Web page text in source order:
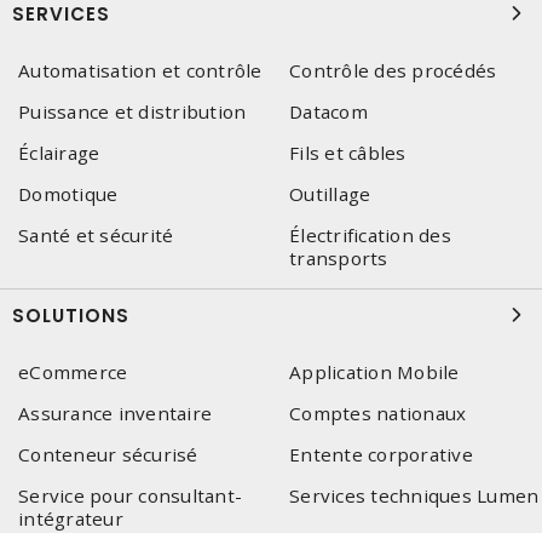
SERVICES
Automatisation et contrôle
Contrôle des procédés
Puissance et distribution
Datacom
Éclairage
Fils et câbles
Domotique
Outillage
Santé et sécurité
Électrification des
transports
SOLUTIONS
eCommerce
Application Mobile
Assurance inventaire
Comptes nationaux
Conteneur sécurisé
Entente corporative
Service pour consultant-
intégrateur
Services techniques Lumen